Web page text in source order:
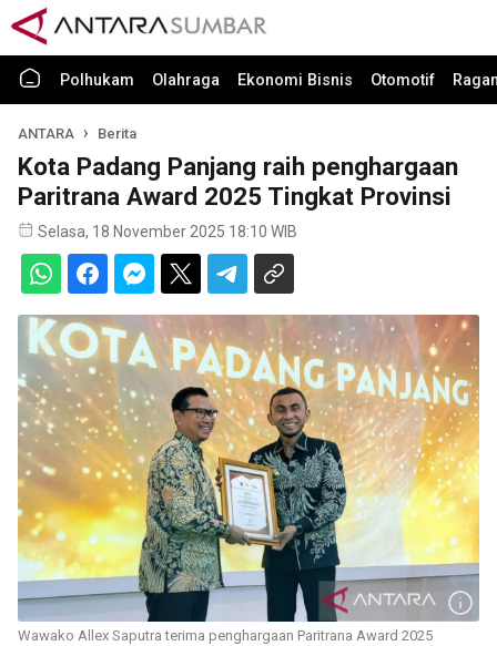
Polhukam Olahraga Ekonomi Bisnis Otomotif
ANTARA Berita
Kota Padang Panjang raih penghargaan
Paritrana Award 2025 Tingkat Provinsi
Selasa, 18 November 2025 18:10 WIB
Wawako Allex Saputra terima penghargaan Paritrana Award 2025